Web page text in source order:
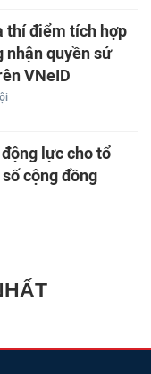
thí điểm tích hợp
nhận quyền sử
VNeID
lực cho tổ
cộng đồng